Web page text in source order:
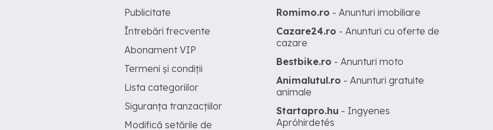
Publicitate
Întrebări frecvente
Abonament VIP
Termeni și condiții
Lista categoriilor
Siguranța tranzacțiilor
Modifică setările de
Romimo.ro - Anunturi imobiliare
Cazare24.ro - Anunturi cu oferte de
cazare
Bestbike.ro - Anunturi moto
Animalutul.ro - Anunturi gratuite
animale
Startapro.hu - Ingyenes
Apróhirdetés